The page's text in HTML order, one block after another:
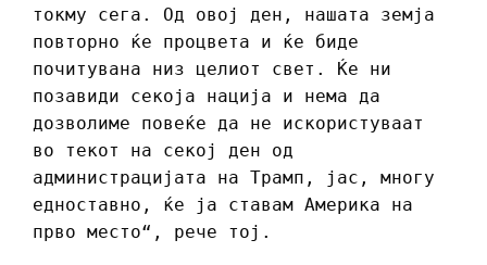
токму сега. Од овој ден, нашата земја
повторно ќе процвета и ќе биде
почитувана низ целиот свет. Ќе ни
позавиди секоја нација и нема да
дозволиме повеќе да не искористуваат
во текот на секој ден од
администрацијата на Трамп, јас, многу
едноставно, ќе ја ставам Америка на
прво место“, рече тој.